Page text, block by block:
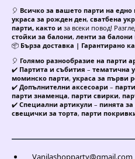
🎈 Всичко за вашето парти на едно
украса за рожден ден, сватбена
парти, както и за всеки повод!
стойки за балони, ленти за балони
📦 Бърза доставка | Гарантирано
🎈 Голямо разнообразие на парти
✔️ Партита и събития – тематична
моминско парти, украса за първи
✔️ Допълнителни аксесоари –
парти знаменца, парти свирки,
✔️ Специални артикули – пинята за
свещички за торта, парти
Vanilashopparty@gmail.com